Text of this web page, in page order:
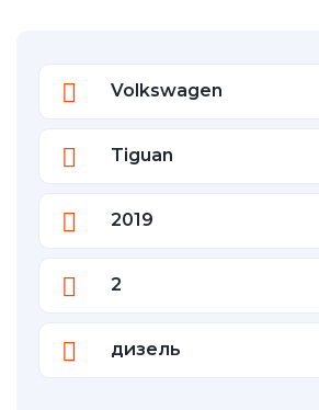
Volkswagen
Tiguan
2019
2
дизель